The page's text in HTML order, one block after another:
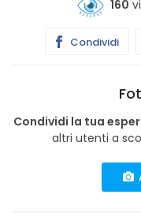
160
Condividi
Condividi la tua
altri utenti a